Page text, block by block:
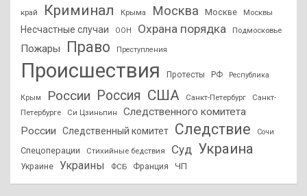
край Криминал Крыма Москва Москве Москвы
Несчастные случаи ООН Охрана порядка Подмосковье
Пожары Право Преступления
Происшествия Протесты РФ Республика
Крым России Россия США Санкт-Петербург
Санкт-
Петербурге
Си Цзиньпин
Следственного комитета
России
Следственный комитет Следствие Сочи
Спецоперации Стихийные бедствия Суд Украина
Украине Украины ФСБ Франция ЧП